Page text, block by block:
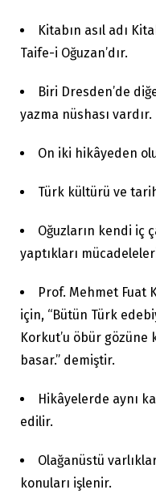
Kitabın asıl adı
Taife-i Oğuzan’dır.
Biri Dresden’de
yazma nüshası vardır.
On iki hikâyeden
Türk kültürü ve
Oğuzların kendi iç
yaptıkları
Prof. Mehmet Fuat
için, “Bütün Türk
Korkut’u öbür gözüne
basar.” demiştir.
Hikâyelerde aynı
edilir.
Olağanüstü
konuları işlenir.